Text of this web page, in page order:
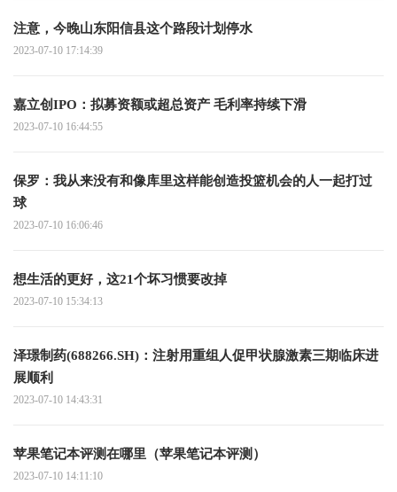
注意，今晚山东阳信县这个路段计划停水
2023-07-10 17:14:39
嘉立创IPO：拟募资额或超总资产 毛利率持续下滑
2023-07-10 16:44:55
保罗：我从来没有和像库里这样能创造投篮机会的人一起打过
球
2023-07-10 16:06:46
想生活的更好，这21个坏习惯要改掉
2023-07-10 15:34:13
泽璟制药(688266.SH)：注射用重组人促甲状腺激素三期临床进
展顺利
2023-07-10 14:43:31
苹果笔记本评测在哪里（苹果笔记本评测）
2023-07-10 14:11:10